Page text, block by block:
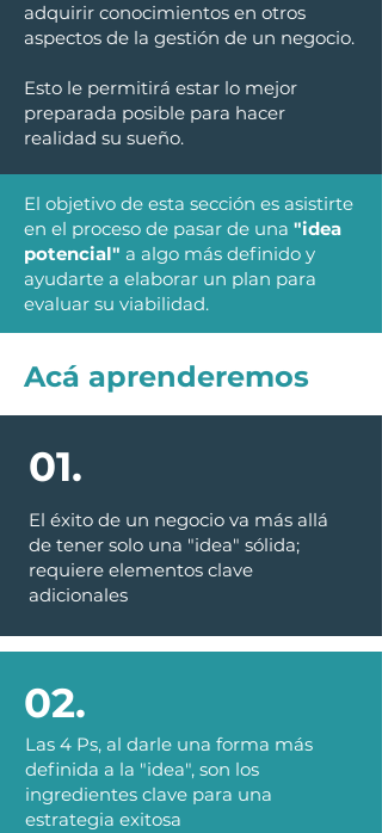
adquirir conocimientos en otros
aspectos de la gestión de un negocio.
Esto le permitirá estar lo mejor
preparada posible para hacer
realidad su sueño.
El objetivo de esta sección es asistirte
en el proceso de pasar de una "idea
potencial" a algo más definido y
ayudarte a elaborar un plan para
evaluar su viabilidad.
Acá aprenderemos
01.
El éxito de un negocio va más allá
de tener solo una "idea" sólida;
requiere elementos clave
adicionales
01.
02.
Las 4 Ps, al darle una forma más
definida a la "idea", son los
ingredientes clave para una
estrategia exitosa
02.